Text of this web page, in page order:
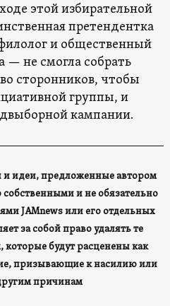
этой избирательной
претендентка
и общественный
— не смогла собрать
сторонников, чтобы
группы, и
кампании.
идеи, предложенные автором
и не обязательно
JAMnews или его отдельных
за собой право удалять те
будут расценены как
призывающие к насилию или
другим причинам